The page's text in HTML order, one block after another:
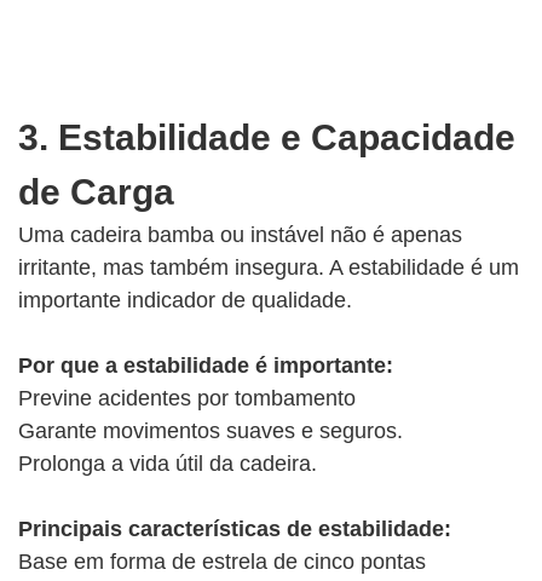
3. Estabilidade e Capacidade
de Carga
Uma cadeira bamba ou instável não é apenas
irritante, mas também insegura. A estabilidade é um
importante indicador de qualidade.
Por que a estabilidade é importante:
Previne acidentes por tombamento
Garante movimentos suaves e seguros.
Prolonga a vida útil da cadeira.
Principais características de estabilidade:
Base em forma de estrela de cinco pontas